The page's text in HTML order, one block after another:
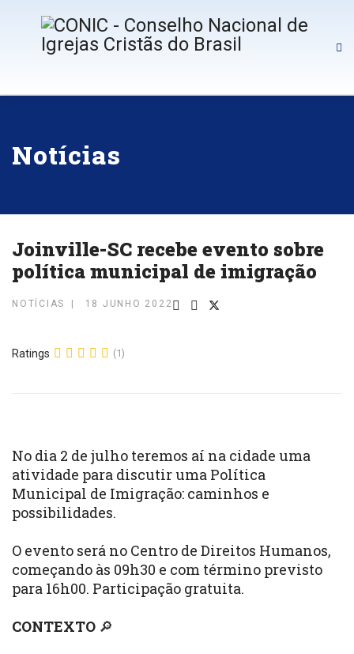
Notícias
Joinville-SC recebe evento sobre
política municipal de imigração
NOTÍCIAS 18 JUNHO 2022
Ratings (1)
No dia 2 de julho teremos aí na cidade uma
atividade para discutir uma Política
Municipal de Imigração: caminhos e
possibilidades.
O evento será no Centro de Direitos Humanos,
começando às 09h30 e com término previsto
para 16h00. Participação gratuita.
CONTEXTO 🔎